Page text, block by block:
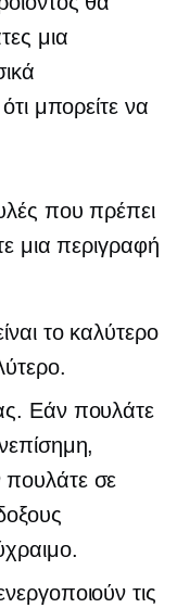
μια
μπορείτε να
που πρέπει
μια περιγραφή
το καλύτερο
Εάν πουλάτε
πουλάτε σε
τις